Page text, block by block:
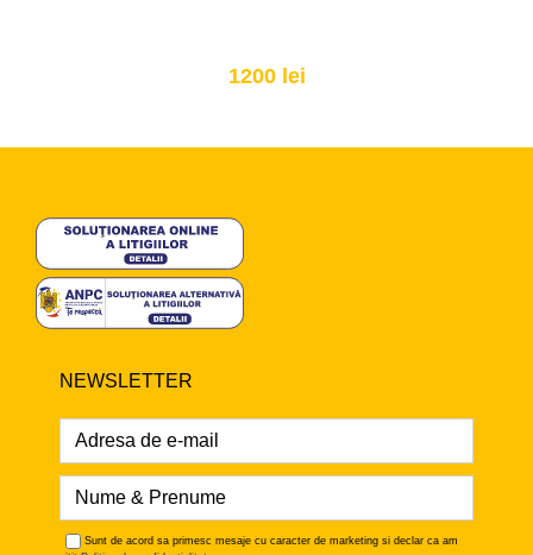
1200 lei
NEWSLETTER
Sunt de acord sa primesc mesaje cu caracter de marketing si declar ca am